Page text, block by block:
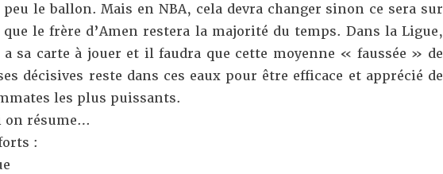
peu le ballon. Mais en NBA, cela devra changer sinon ce sera sur
que le frère d’Amen restera la majorité du temps. Dans la Ligue,
a sa carte à jouer et il faudra que cette moyenne « faussée » de
décisives reste dans ces eaux pour être efficace et apprécié de
les plus puissants.
on résume…
: